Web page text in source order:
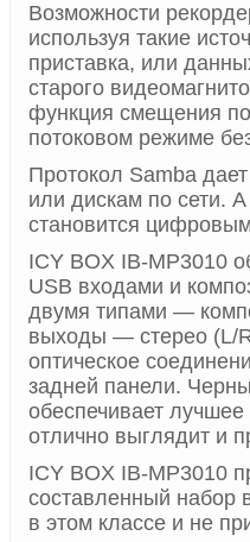
Возможности
используя такие
приставка, или
старого
функция смещения
потоковом режиме
Протокол Samba
или дискам по сети.
становится
ICY BOX IB-MP3010
USB входами и
двумя типами —
выходы — стерео (L/
оптическое
задней панели.
обеспечивает
отлично выглядит и
ICY BOX IB-MP3010
составленный набор
в этом классе и не